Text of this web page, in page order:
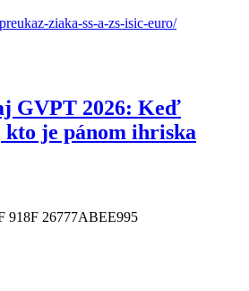
ziaka-ss-a-zs-isic-euro/
GVPT 2026: Keď
je pánom ihriska